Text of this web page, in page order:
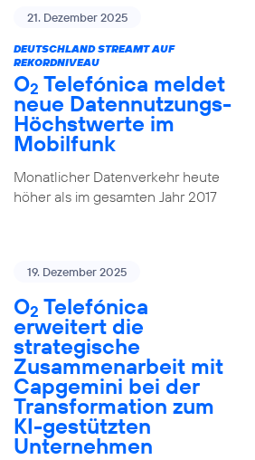
21. Dezember 2025
DEUTSCHLAND STREAMT AUF
REKORDNIVEAU
O2 Telefónica meldet
neue Datennutzungs-
Höchstwerte im
Mobilfunk
Monatlicher Datenverkehr heute
höher als im gesamten Jahr 2017
19. Dezember 2025
O2 Telefónica
erweitert die
strategische
Zusammenarbeit mit
Capgemini bei der
Transformation zum
KI-gestützten
Unternehmen